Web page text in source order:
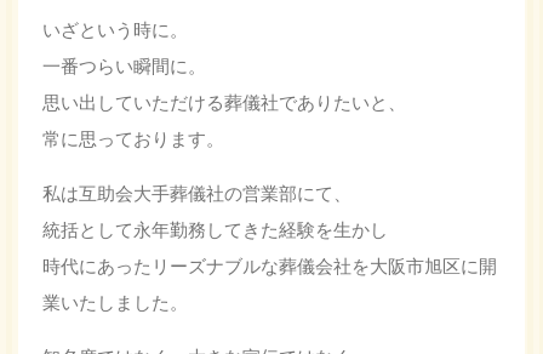
いざという時に。
一番つらい瞬間に。
思い出していただける葬儀社でありたいと、
常に思っております。
私は互助会大手葬儀社の営業部にて、
統括として永年勤務してきた経験を生かし
時代にあったリーズナブルな葬儀会社を大阪市旭区に開
業いたしました。